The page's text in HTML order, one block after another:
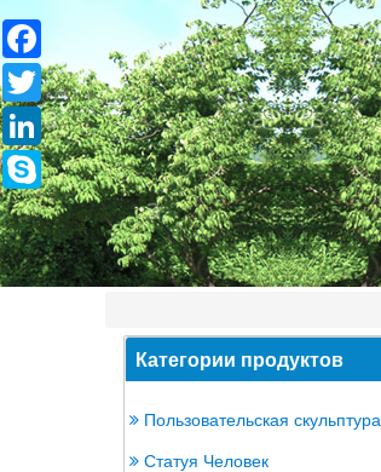
Категории продуктов
Пользовательская скульптура
Статуя Человек
Twitter
LinkedIn
Skype